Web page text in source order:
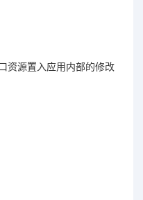
资源置入应用内部的修改